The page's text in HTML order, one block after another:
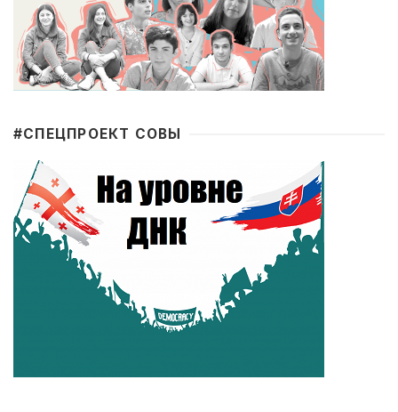
#CПЕЦПРОЕКТ СОВЫ